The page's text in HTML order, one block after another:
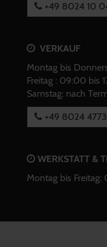
+49 8024 10
VERKAUF
Montag bis
Freitag : 09:00 bis
Samstag: nach
+49 8024
WERKSTATT &
Montag bis